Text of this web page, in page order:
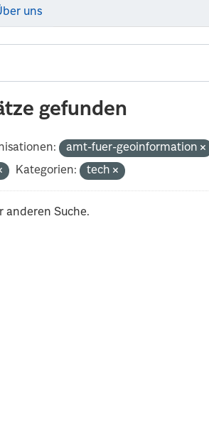
uns
gefunden
amt-fuer-geoinformation
Kategorien: tech
anderen Suche.